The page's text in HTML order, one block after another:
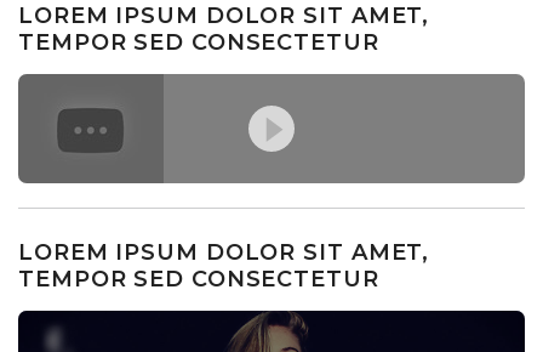
LOREM IPSUM DOLOR SIT AMET,
TEMPOR SED CONSECTETUR
LOREM IPSUM DOLOR SIT AMET,
TEMPOR SED CONSECTETUR